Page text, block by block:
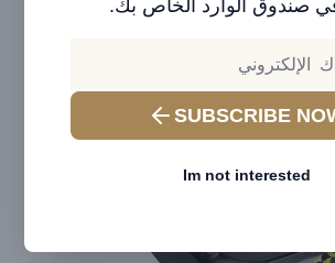
في صندوق الوارد الخاص بك.
SUBSCRIBE
Im not interested